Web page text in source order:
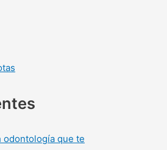
odontología que te